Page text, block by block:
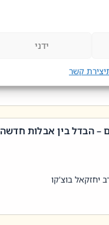
ידני
יצירת קשר
יאיר בידני
– הבדל בין אבלות חדשה
יחזקאל בוצ'קו